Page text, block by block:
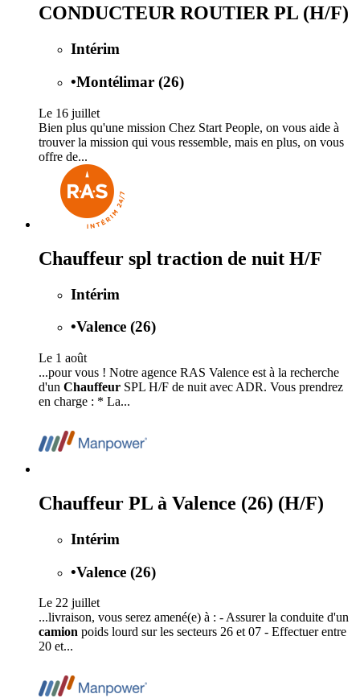
CONDUCTEUR ROUTIER PL (H/F)
Intérim
•Montélimar (26)
Le 16 juillet
Bien plus qu'une mission Chez Start People, on vous aide à
trouver la mission qui vous ressemble, mais en plus, on vous
offre de...
Chauffeur spl traction de nuit H/F
Intérim
•Valence (26)
Le 1 août
...pour vous ! Notre agence RAS Valence est à la recherche
d'un Chauffeur SPL H/F de nuit avec ADR. Vous prendrez
en charge : * La...
Chauffeur PL à Valence (26) (H/F)
Intérim
•Valence (26)
Le 22 juillet
...livraison, vous serez amené(e) à : - Assurer la conduite d'un
camion poids lourd sur les secteurs 26 et 07 - Effectuer entre
20 et...